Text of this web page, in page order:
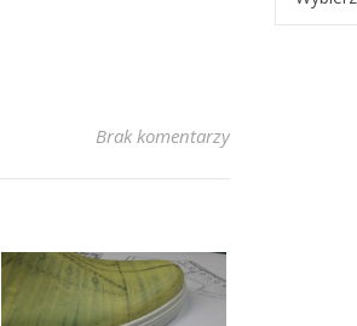
Brak komentarzy